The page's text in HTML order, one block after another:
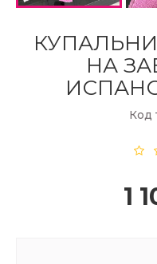
НА
Код
1